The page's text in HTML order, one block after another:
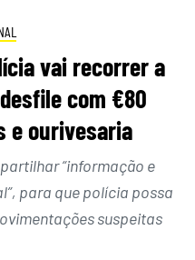
vai recorrer a
com €80
e ourivesaria
“informação e
para que polícia possa
suspeitas